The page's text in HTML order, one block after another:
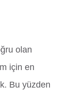
olan
için en
Bu yüzden